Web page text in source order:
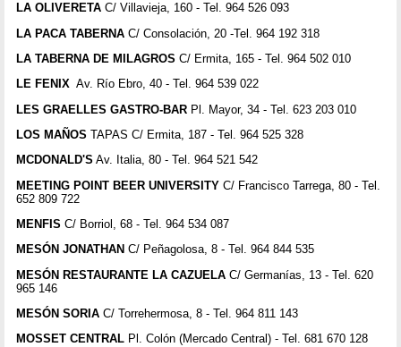
LA OLIVERETA C/ Villavieja, 160 - Tel. 964 526 093
LA PACA TABERNA C/ Consolación, 20 -Tel. 964 192 318
LA TABERNA DE MILAGROS C/ Ermita, 165 - Tel. 964 502 010
LE FENIX Av. Río Ebro, 40 - Tel. 964 539 022
LES GRAELLES GASTRO-BAR Pl. Mayor, 34 - Tel. 623 203 010
LOS MAÑOS TAPAS C/ Ermita, 187 - Tel. 964 525 328
MCDONALD'S Av. Italia, 80 - Tel. 964 521 542
MEETING POINT BEER UNIVERSITY C/ Francisco Tarrega, 80 - Tel.
652 809 722
MENFIS C/ Borriol, 68 - Tel. 964 534 087
MESÓN JONATHAN C/ Peñagolosa, 8 - Tel. 964 844 535
MESÓN RESTAURANTE LA CAZUELA C/ Germanías, 13 - Tel. 620
965 146
MESÓN SORIA C/ Torrehermosa, 8 - Tel. 964 811 143
MOSSET CENTRAL Pl. Colón (Mercado Central) - Tel. 681 670 128